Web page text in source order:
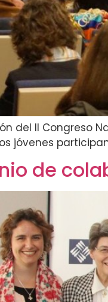
del II Congreso
jóvenes
de